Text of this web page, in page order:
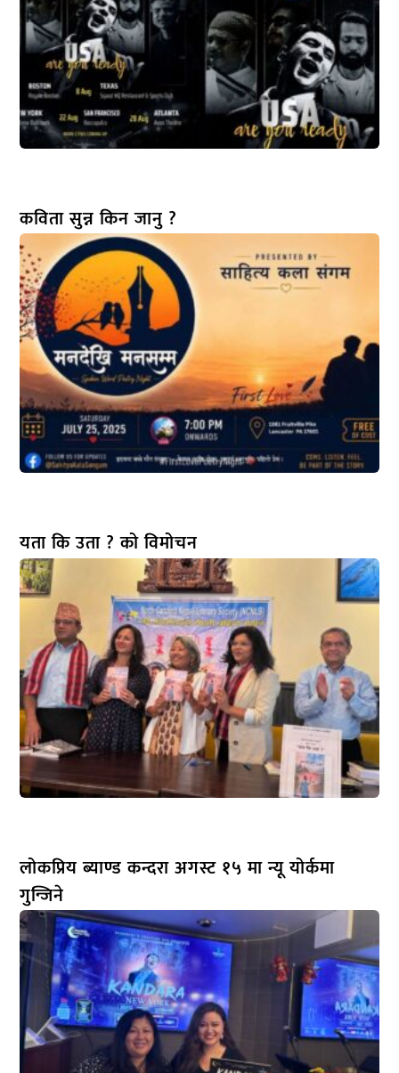
कविता सुन्न किन जानु ?
यता कि उता ? को विमोचन
लोकप्रिय ब्याण्ड कन्दरा अगस्ट १५ मा न्यू योर्कमा
गुन्जिने